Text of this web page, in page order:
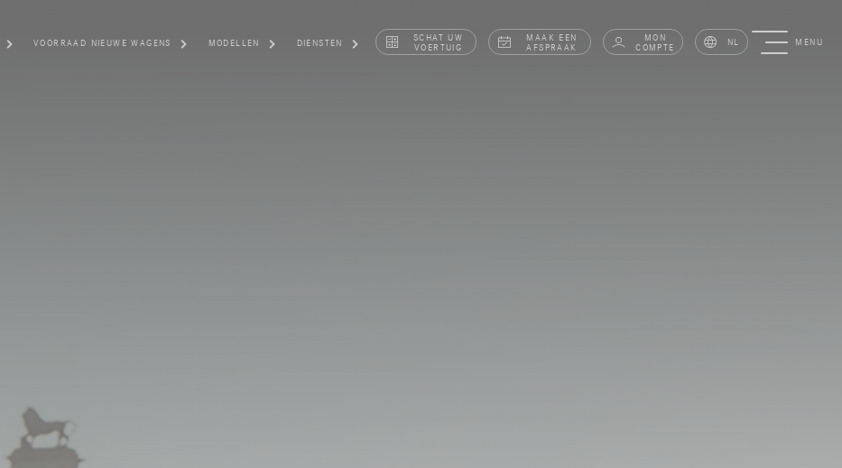
VOORRAAD NIEUWE WAGENS MODELLEN DIENSTEN SCHAT UW
VOERTUIG
MAAK EEN
AFSPRAAK
MON
COMPTE NL MENU